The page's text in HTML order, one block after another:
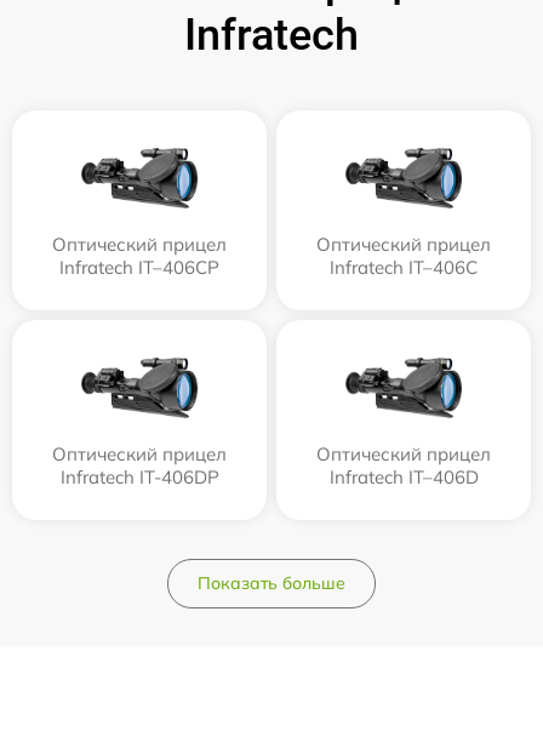
Infratech
Оптический прицел
Infratech IT–406СP
Оптический прицел
Infratech IT–406С
Оптический прицел
Infratech IT-406DP
Оптический прицел
Infratech IT–406D
Показать больше